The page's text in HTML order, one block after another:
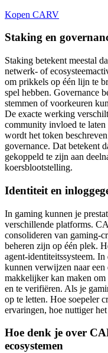
Kopen CARV
Staking en
Staking betekent meestal
netwerk- of
om prikkels op één lijn te
spel hebben. Governance
stemmen of voorkeuren
De exacte werking
community invloed te
wordt het token
governance. Dat betekent
gekoppeld te zijn aan
koersblootstelling.
Identiteit en
In gaming kunnen je
verschillende platforms.
consolideren van gaming-
beheren zijn op één plek.
agent-identiteitssysteem.
kunnen verwijzen naar
makkelijker kan maken om
en te verifiëren. Als je
op te letten. Hoe soepeler
ervaringen, hoe nuttiger
Hoe denk je over
ecosystemen